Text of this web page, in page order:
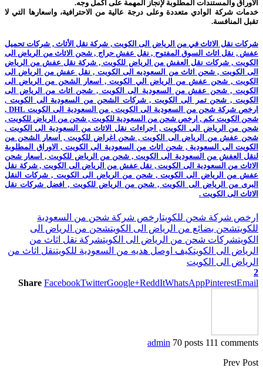
الأوراق والمستندات المطلوبة لإنجاز المهمة على أكمل وجه.
خدمات شركة الوادي متعددة وعلى درجة عالية من الاحترافية، واسعارها التي لا
تقبل المنافسة.
شركات نقل الاثاث في من الرياض الى الكويت , شركة نقل الأثاث , شركات تحميل
عفش , نقل اثاث السوق المفتوح , نقل عفش حراج , شحن الاثاث من الرياض الى
الكويت , شركات نقل العفش من الرياض للكويت , شركة نقل عفش من الرياض
الى الكويت , شحن اثاث من السعوديه الى الكويت , نقل عفش من الرياض الى
الكويت , شحن عفش من الرياض الي الكويت , اسعار الشحن من الرياض الى
الكويت , شحن عفش من السعودية الى الكويت , شحن اثاث من الرياض الى
الكويت , شحن تمر الى الكويت , شركات الشحن من السعودية الى الكويت ,
ارخص شركة شحن من السعودية الى الكويت , من السعودية الى الكويت DHL ,
شحن الكويت بكم , ارخص شحن من السعودية للكويت , شحن من الرياض للكويت ,
شحن من الرياض الى الكويت , اجراءات نقل الاثاث من السعودية الى الكويت ,
شحن عفش من الرياض الى الكويت , شحن اغراض للكويت , اسعار الشحن من
الكويت الى السعودية , شحن اثاث من السعودية الى الكويت , الاوراق المطلوبة
لنقل العفش من السعودية الى الكويت , شحن من الرياض للكويت , اسعار شحن
الاثاث من السعودية الى الكويت , نقل عفش من الرياض الى الكويت , شركة نقل
عفش من الرياض الى الكويت , شحن من الرياض الى الكويت , شركات النقل
البرى من الرياض الى الكويت , شحن من الرياض للكويت , افضل شركات نقل
الاثاث الى الكويت .
ارخص شركة شحن للكويتارخص شركة شحن من السعودية
للكويتشحن بضائع من الرياض الى الكويتشحن من الرياض الى
الكويتشركات شحن من الرياض الى الكويتشركة نقل اثاث من
الرياض الى الكويتكيف اوصل هديه من السعودية للكويتنقل اثاث من
الرياض الى الكويت
2
Share FacebookTwitterGoogle+ReddItWhatsAppPinterestEmail
admin 70 posts 111 comments
Prev Post